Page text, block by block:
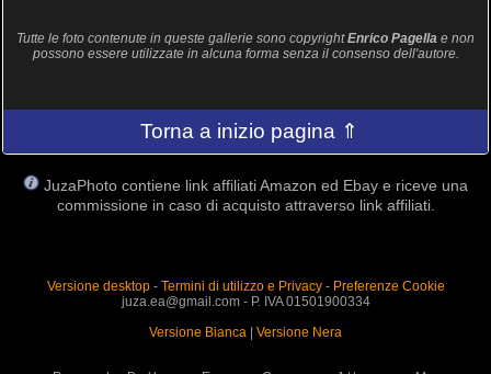
Tutte le foto contenute in queste gallerie sono copyrightEnrico Pagella e non
possono essere utilizzate in alcuna forma senza il consenso dell'autore.
Torna a inizio pagina ⇑
JuzaPhoto contiene link affiliati Amazon ed Ebay e riceve una
commissione in caso di acquisto attraverso link affiliati.
Versione desktop- Termini di utilizzo e Privacy- Preferenze Cookie
juza.ea@gmail.com - P. IVA 01501900334
Versione Bianca | Versione Nera